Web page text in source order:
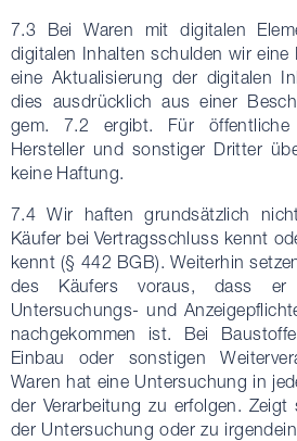
7.3 Bei Waren mit digitalen
digitalen Inhalten schulden wir
eine Aktualisierung der digitalen
dies ausdrücklich aus einer
gem. 7.2 ergibt. Für öffentliche
Hersteller und sonstiger Dritter
keine Haftung.
7.4 Wir haften grundsätzlich
Käufer bei Vertragsschluss kennt
kennt (§ 442 BGB). Weiterhin
des Käufers voraus, dass er
Untersuchungs- und
nachgekommen ist. Bei
Einbau oder sonstigen
Waren hat eine Untersuchung in
der Verarbeitung zu erfolgen.
der Untersuchung oder zu